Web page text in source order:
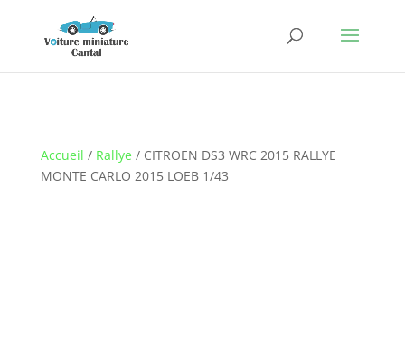
Accueil / Rallye / CITROEN DS3 WRC 2015 RALLYE
MONTE CARLO 2015 LOEB 1/43